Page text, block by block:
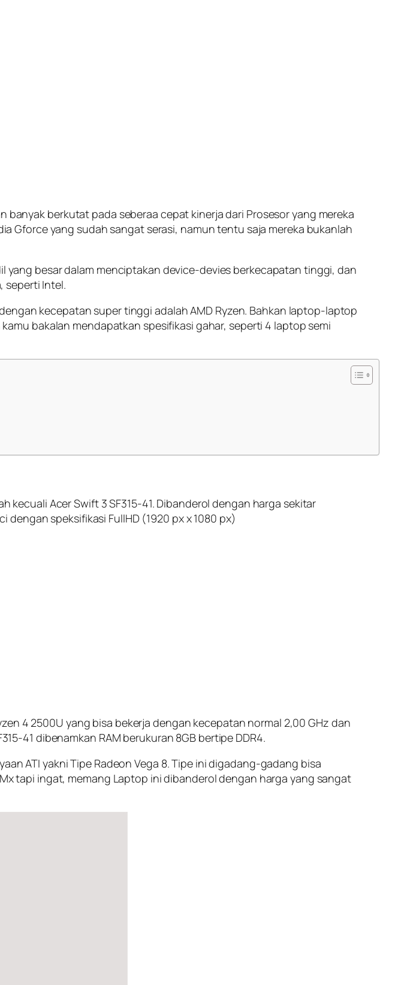
berkutat pada seberaa cepat kinerja dari Prosesor yang mereka
Gforce yang sudah sangat serasi, namun tentu saja mereka bukanlah
yang besar dalam menciptakan device-devies berkecapatan tinggi, dan
seperti Intel.
kecepatan super tinggi adalah AMD Ryzen. Bahkan laptop-laptop
bakalan mendapatkan spesifikasi gahar, seperti 4 laptop semi
Acer Swift 3 SF315-41. Dibanderol dengan harga sekitar
dengan speksifikasi FullHD (1920 px x 1080 px)
4 2500U yang bisa bekerja dengan kecepatan normal 2,00 GHz dan
41 dibenamkan RAM berukuran 8GB bertipe DDR4.
ATI yakni Tipe Radeon Vega 8. Tipe ini digadang-gadang bisa
tapi ingat, memang Laptop ini dibanderol dengan harga yang sangat